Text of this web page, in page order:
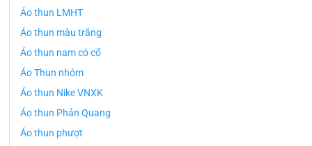
Áo thun LMHT
Áo thun màu trắng
Áo thun nam có cổ
Áo Thun nhóm
Áo thun Nike VNXK
Áo thun Phản Quang
Áo thun phượt